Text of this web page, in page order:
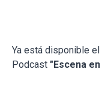
Ya está disponible
Podcast "Escena